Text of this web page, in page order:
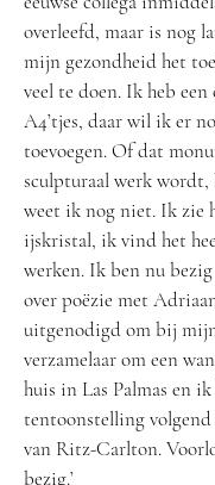
overleefd, maar is nog
mijn gezondheid het
veel te doen. Ik heb een
A4’tjes, daar wil ik er
toevoegen. Of dat
sculpturaal werk wordt,
weet ik nog niet. Ik zie
ijskristal, ik vind het
werken. Ik ben nu
over poëzie met
uitgenodigd om bij
verzamelaar om een
huis in Las Palmas en ik
tentoonstelling volgend
van Ritz-Carlton.
bezig.’